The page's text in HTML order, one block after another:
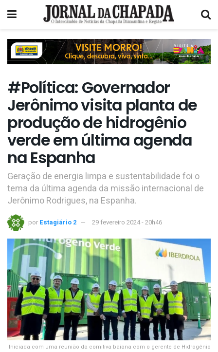
#Política: Governador
Jerônimo visita planta de
produção de hidrogênio
verde em última agenda
na Espanha
Geração de energia limpa e sustentabilidade foi o
tema da última agenda da missão internacional de
Jerônimo Rodrigues, na Espanha.
por Estagiário 2 29 fevereiro 2024 - 20h46
Iniciada com uma reunião da comitiva baiana com o gerente de Hidrogênio